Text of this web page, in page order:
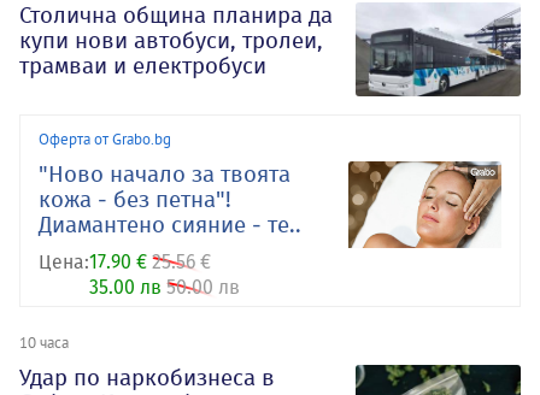
Столична община планира да
купи нови автобуси, тролеи,
трамваи и електробуси
Оферта от Grabo.bg
"Ново начало за твоята
кожа - без петна"!
Диамантено сияние - те..
Цена:17.90 € 25.56 €
35.00 лв 50.00 лв
10 часа
Удар по наркобизнеса в